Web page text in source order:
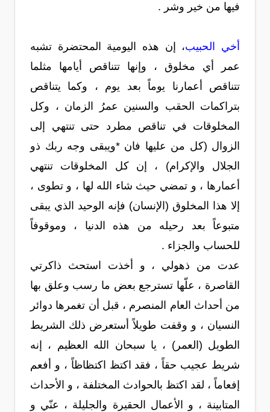
فيها من خير وشر .
أخي الحبيب، إن هذه اليومية المحتضرة تشبه
عمر أي مخلوق ، وإنها تتناقص أيامها مثلما
تتناقص أعمارنا يوماً بعد يوم ، وكما يتناقص
بتراكمات الحقب والسنين عمرُ الزمان ، وكل
المخلوقات في تناقص مطرد حتى تنتهي إلى
الزوال (كل من عليها فان *ويبقى وجه ربك ذو
الجلال والإكرام) ، إن كل المخلوقات تنتهي
أعمارها ، و تمضي حيث شاء الله لها ، و تطوى ،
إلا هذا المخلوق (الإنسان) فإنه الوحيد الذي يبقى
متبوعاً بعد رحيله من هذه الدنيا ، وموقوفاً
للحساب والجزاء .
عدت من ذهولي ، و أخذت استحث ذاكرتي
القاصرة ، علّها تسترجع بعض ما رسب وعلق بها
من أحداث العام المنصرم ، قبل أن تغمرها دوائر
النسيان ، و وقفت طويلاً أستعرض ذلك الشريط
الطويل (العمر) ، يا سبحان الله العظيم ، إنه
شريط عجيب حقاً ، فقد اكتظ اكتظاظاً ، و أفعم
إفعاماً ، لقد اكتظ بالحوادث المختلفة ، و الأحداث
المتابينة ، و الأعمال الحقيرة والجليلة ، عنّي و